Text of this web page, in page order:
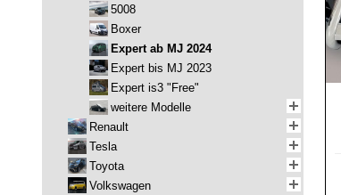
5008
Boxer
Expert ab MJ 2024
Expert bis MJ 2023
Expert is3 "Free"
weitere Modelle
Renault
Tesla
Toyota
Volkswagen